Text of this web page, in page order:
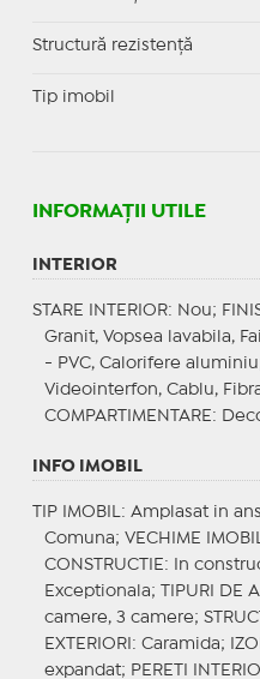
Structură rezistență
Tip imobil
INFORMAŢII UTILE
INTERIOR
STARE INTERIOR: Nou;
Granit, Vopsea lavabila,
- PVC, Calorifere
Videointerfon, Cablu,
COMPARTIMENTARE :
INFO IMOBIL
TIP IMOBIL : Amplasat in
Comuna; VECHIME IMOBIL
CONSTRUCTIE : In
Exceptionala;
TIPURI DE
camere, 3 camere;
EXTERIORI : Caramida;
expandat; PERETI